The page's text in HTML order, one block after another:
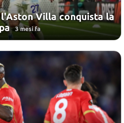
l'Aston Villa conquista la
3 mesi fa